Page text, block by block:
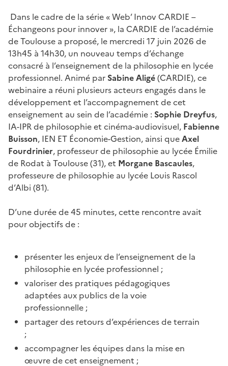
Dans le cadre de la série « Web’ Innov CARDIE –
Échangeons pour innover », la CARDIE de l’académie
de Toulouse a proposé, le mercredi 17 juin 2026 de
13h45 à 14h30, un nouveau temps d’échange
consacré à l’enseignement de la philosophie en lycée
professionnel. Animé par Sabine Aligé(CARDIE), ce
webinaire a réuni plusieurs acteurs engagés dans le
développement et l’accompagnement de cet
enseignement au sein de l’académie : Sophie Dreyfus,
IA-IPR de philosophie et cinéma-audiovisuel, Fabienne
Buisson, IEN ET Économie-Gestion, ainsi queAxel
Fourdrinier, professeur de philosophie au lycée Émilie
de Rodat à Toulouse (31), et Morgane Bascaules,
professeure de philosophie au lycée Louis Rascol
d’Albi (81).
D’une durée de 45 minutes, cette rencontre avait
pour objectifs de :
présenter les enjeux de l’enseignement de la
philosophie en lycée professionnel ;
valoriser des pratiques pédagogiques
adaptées aux publics de la voie
professionnelle ;
partager des retours d’expériences de terrain
;
accompagner les équipes dans la mise en
œuvre de cet enseignement ;